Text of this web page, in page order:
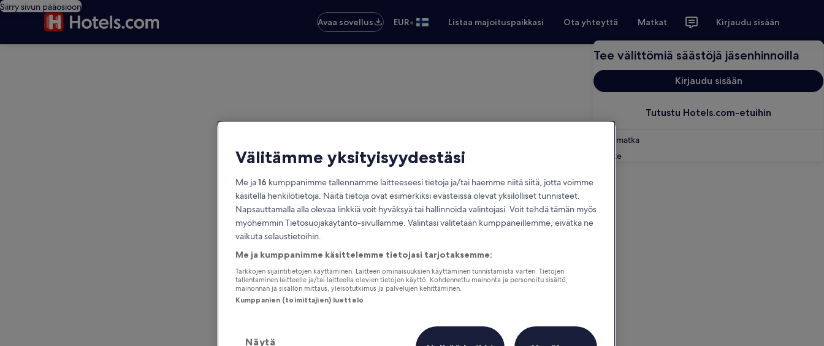
Siirry sivun pääosioon
Avaa sovellus
EUR• Listaa majoituspaikkasi Ota yhteyttä Matkat Kirjaudu sisään
Tee välittömiä säästöjä jäsenhinnoilla
Kirjaudu sisään
Tutustu Hotels.com-etuihin
Varaa matka
Palaute
Välitämme yksityisyydestäsi
Me ja16 kumppanimme tallennamme laitteeseesi tietoja ja/tai haemme niitä siitä, jotta voimme
käsitellä henkilötietoja. Näitä tietoja ovat esimerkiksi evästeissä olevat yksilölliset tunnisteet.
Napsauttamalla alla olevaa linkkiä voit hyväksyä tai hallinnoida valintojasi. Voit tehdä tämän myös
myöhemmin Tietosuojakäytäntö-sivullamme. Valintasi välitetään kumppaneillemme, eivätkä ne
vaikuta selaustietoihin.
Me ja kumppanimme käsittelemme tietojasi tarjotaksemme:
Tarkkojen sijaintitietojen käyttäminen. Laitteen ominaisuuksien käyttäminen tunnistamista varten. Tietojen
tallentaminen laitteelle ja/tai laitteella olevien tietojen käyttö. Kohdennettu mainonta ja personoitu sisältö,
mainonnan ja sisällön mittaus, yleisötutkimus ja palvelujen kehittäminen.
Kumppanien (toimittajien) luettelo
Näytä